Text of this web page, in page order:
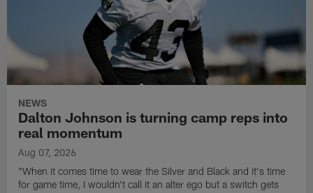
NEWS
Dalton Johnson is turning camp reps into
real momentum
Aug 07, 2026
"When it comes time to wear the Silver and Black and it's time
for game time, I wouldn't call it an alter ego but a switch gets